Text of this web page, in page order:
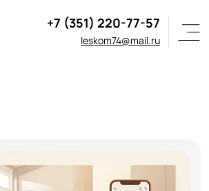
+7 (351) 220-77-57
leskom74@mail.ru